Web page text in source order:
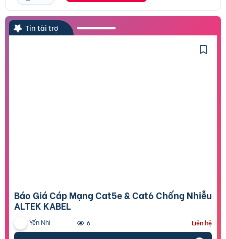
Tin tài trợ
Báo Giá Cáp Mạng Cat5e & Cat6 Chống Nhiễu
ALTEK KABEL
Yến Nhi 6 Liên hệ